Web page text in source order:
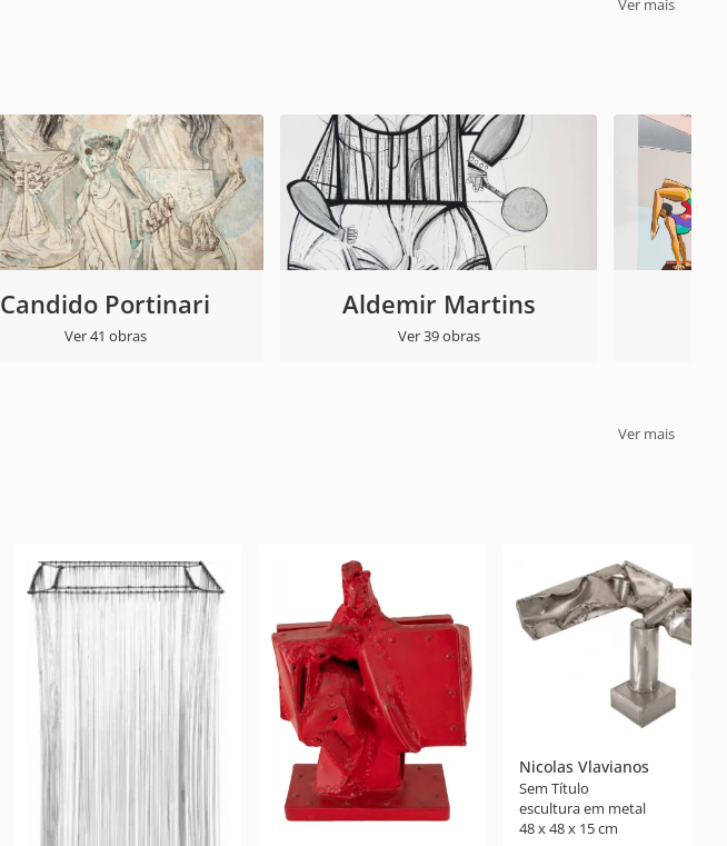
Ver mais
Candido Portinari
Ver 41 obras
Aldemir Martins
Ver 39 obras
Ver mais
Nicolas Vlavianos
Sem Título
escultura em metal
48 x 48 x 15 cm